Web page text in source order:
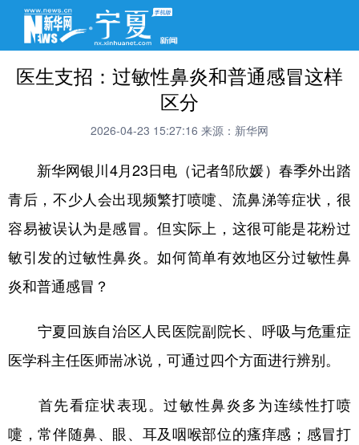
医生支招：过敏性鼻炎和普通感冒这样
区分
2026-04-23 15:27:16 来源：新华网
新华网银川4月23日电（记者邹欣媛）春季外出踏
青后，不少人会出现频繁打喷嚏、流鼻涕等症状，很
容易被误认为是感冒。但实际上，这很可能是花粉过
敏引发的过敏性鼻炎。如何简单有效地区分过敏性鼻
炎和普通感冒？
宁夏回族自治区人民医院副院长、呼吸与危重症
医学科主任医师耑冰说，可通过四个方面进行辨别。
首先看症状表现。过敏性鼻炎多为连续性打喷
嚏，常伴随鼻、眼、耳及咽喉部位的瘙痒感；感冒打